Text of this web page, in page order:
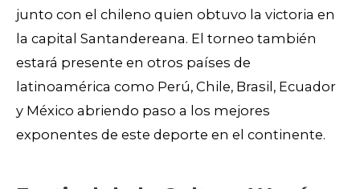
junto con el chileno quien obtuvo la victoria en
la capital Santandereana. El torneo también
estará presente en otros países de
latinoamérica como Perú, Chile, Brasil, Ecuador
y México abriendo paso a los mejores
exponentes de este deporte en el continente.